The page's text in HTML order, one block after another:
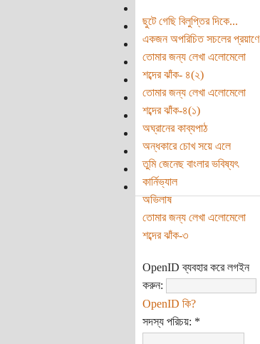
ছুটে গেছি বিলুপ্তির দিকে...
একজন অপরিচিত সচলের প্রয়াণে
তোমার জন্য লেখা এলোমেলো
শব্দের ঝাঁক- ৪(২)
তোমার জন্য লেখা এলোমেলো
শব্দের ঝাঁক-৪(১)
অঘ্রানের কাব্যপাঠ
অন্ধকারে চোখ সয়ে এলে
তুমি জেনেছ বাংলার ভবিষ্যৎ
কার্নিভ্যাল
অভিলাষ
তোমার জন্য লেখা এলোমেলো
শব্দের ঝাঁক-৩
OpenID ব্যবহার করে লগইন
করুন:
OpenID কি?
সদস্য পরিচয়: *